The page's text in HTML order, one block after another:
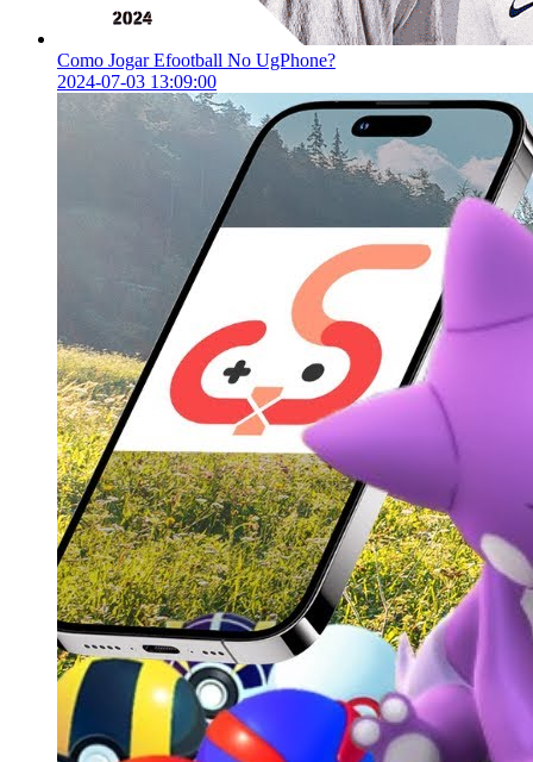
Como Jogar Efootball No UgPhone?
2024-07-03 13:09:00